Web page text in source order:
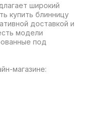
широкий
купить блинницу
доставкой и
модели
под
магазине: